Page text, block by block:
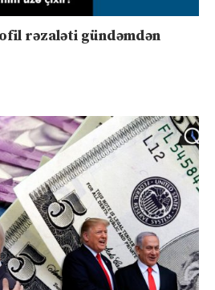
rəzaləti gündəmdən